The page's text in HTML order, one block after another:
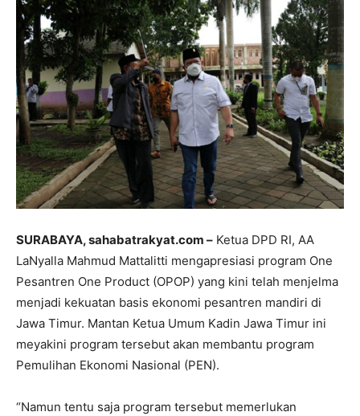
SURABAYA, sahabatrakyat.com – Ketua DPD RI, AA
LaNyalla Mahmud Mattalitti mengapresiasi program One
Pesantren One Product (OPOP) yang kini telah menjelma
menjadi kekuatan basis ekonomi pesantren mandiri di
Jawa Timur. Mantan Ketua Umum Kadin Jawa Timur ini
meyakini program tersebut akan membantu program
Pemulihan Ekonomi Nasional (PEN).
“Namun tentu saja program tersebut memerlukan